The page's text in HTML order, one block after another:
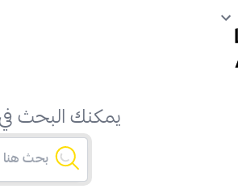
يمكنك البحث في